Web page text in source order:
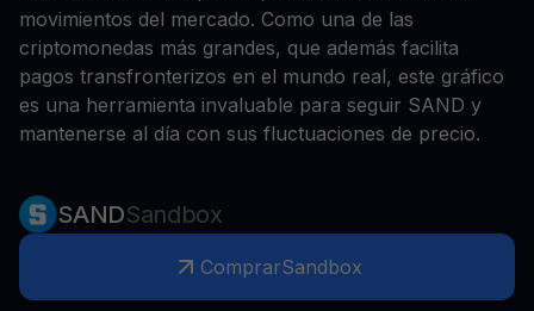
movimientos del mercado. Como una de las
criptomonedas más grandes, que además facilita
pagos transfronterizos en el mundo real, este gráfico
es una herramienta invaluable para seguir SAND y
mantenerse al día con sus fluctuaciones de precio.
SANDSandbox
ComprarSandbox